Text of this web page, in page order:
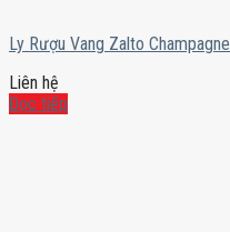
Ly Rượu Vang Zalto Champagne
Liên hệ
Đọc tiếp